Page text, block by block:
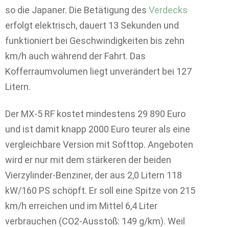
so die Japaner. Die Betätigung des Verdecks
erfolgt elektrisch, dauert 13 Sekunden und
funktioniert bei Geschwindigkeiten bis zehn
km/h auch während der Fahrt. Das
Kofferraumvolumen liegt unverändert bei 127
Litern.
Der MX-5 RF kostet mindestens 29 890 Euro
und ist damit knapp 2000 Euro teurer als eine
vergleichbare Version mit Softtop. Angeboten
wird er nur mit dem stärkeren der beiden
Vierzylinder-Benziner, der aus 2,0 Litern 118
kW/160 PS schöpft. Er soll eine Spitze von 215
km/h erreichen und im Mittel 6,4 Liter
verbrauchen (CO2-Ausstoß: 149 g/km). Weil